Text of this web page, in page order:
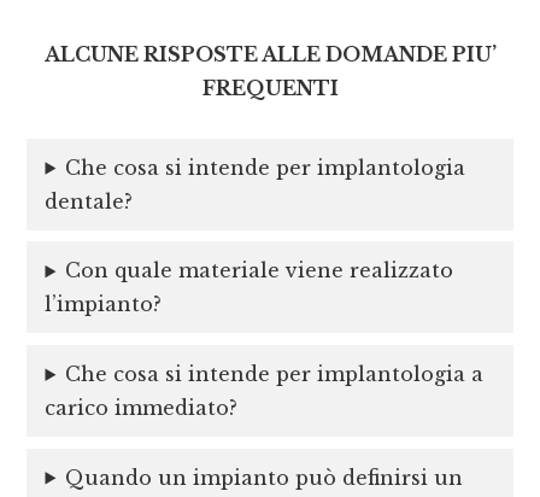
ALCUNE RISPOSTE ALLE DOMANDE PIU’
FREQUENTI
Che cosa si intende per implantologia
dentale?
Con quale materiale viene realizzato
l’impianto?
Che cosa si intende per implantologia a
carico immediato?
Quando un impianto può definirsi un